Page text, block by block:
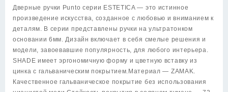
16
сатинированный
Дверные ручки Punto серии ESTETICA — это истинное
произведение искусства, созданное с любовью и вниманием к
деталям. В серии представлены ручки на ультратонком
основании 6мм. Дизайн включает в себя смелые решения и
модели, завоевавшие популярность, для любого интерьера.
SHADE имеет эргономичную форму и цветную вставку из
цинка с гальваническим покрытием.Материал — ZAMAK.
Качественное гальваническое покрытие без использования